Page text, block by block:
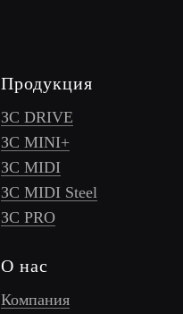
Продукция
ЗС DRIVE
ЗС MINI+
ЗС MIDI
ЗС MIDI Steel
ЗС PRO
О нас
Компания